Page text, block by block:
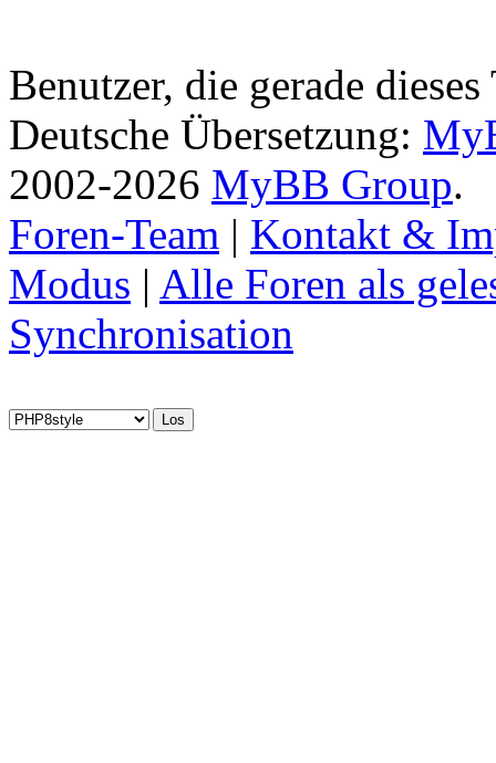
Benutzer, die gerade
Deutsche Übersetzung:
2002-2026 MyBB Group.
Foren-Team | Kontakt &
Modus | Alle Foren als
Synchronisation